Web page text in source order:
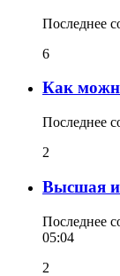
Последнее
6
Как
Последнее
2
Высшая
Последнее
05:04
2